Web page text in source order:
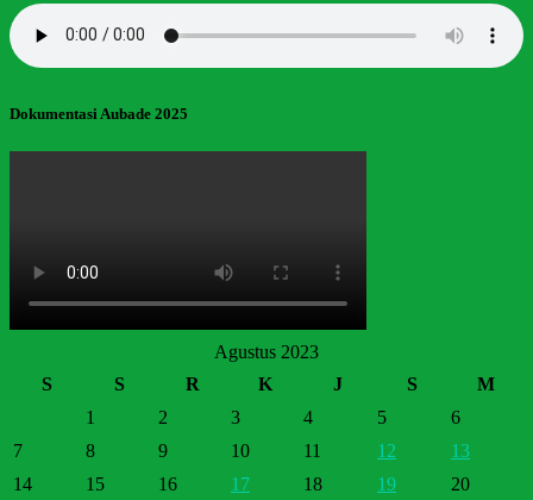
Dokumentasi Aubade 2025
Agustus 2023
S
S R K J S
M
1
2 3 4 5
6
7
8 9 10 11 12
13
14
15 16 17 18 19
20